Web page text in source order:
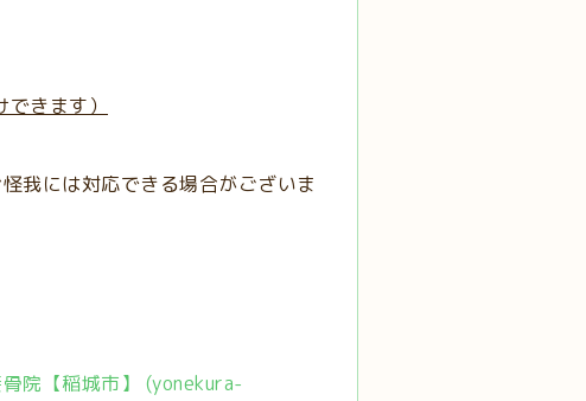
きます）
我には対応できる場合がございま
院【稲城市】 (yonekura-